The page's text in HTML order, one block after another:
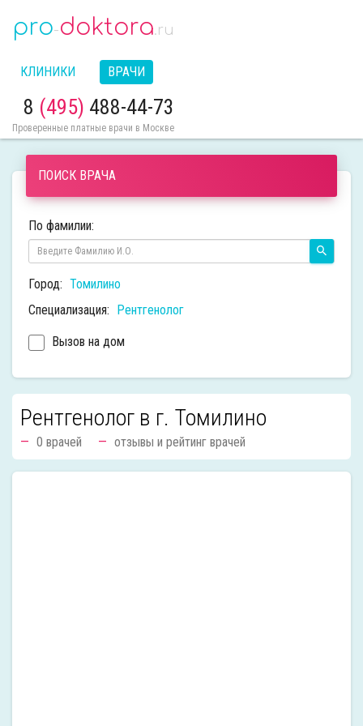
pro-doktora.ru
КЛИНИКИ ВРАЧИ
8 (495) 488-44-73
Проверенные платные врачи в Москве
ПОИСК ВРАЧА
По фамилии:
Город: Томилино
Специализация: Рентгенолог
Вызов на дом
Рентгенолог в г. Томилино
0 врачей отзывы и рейтинг врачей